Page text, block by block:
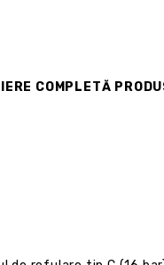
COMPLETĂ